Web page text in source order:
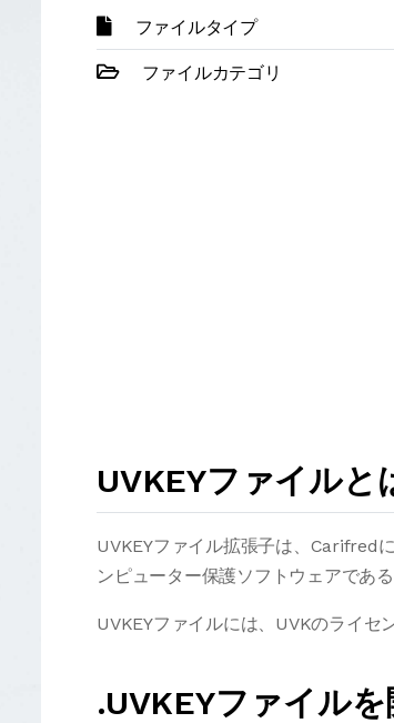
ファイルタイプ
ファイルカテゴリ
UVKEYファイルと
UVKEYファイル拡張子は、Carifred
ンピューター保護ソフトウェアであ
UVKEYファイルには、UVKのライセ
.UVKEYファイル